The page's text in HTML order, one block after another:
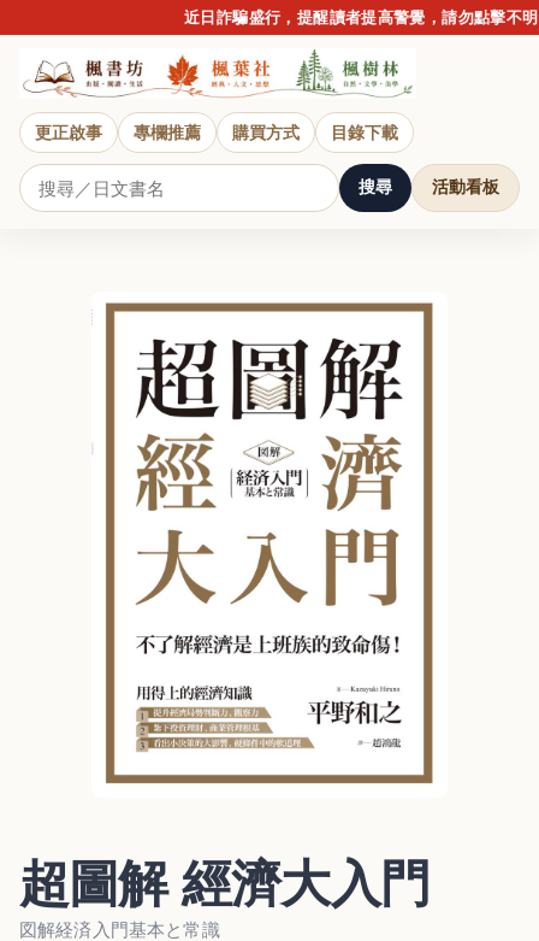
近日詐騙盛行，提醒讀者提高警覺，請勿點擊不明連
更正啟事 專欄推薦 購買方式 目錄下載
搜尋 活動看板
超圖解 經濟大入門
図解経済入門基本と常識